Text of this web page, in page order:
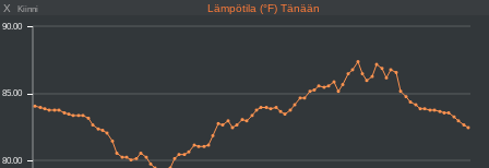
X Kiinni Lämpötila (°F) Tänään